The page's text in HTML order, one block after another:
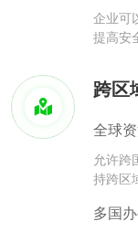
企业可
提高安
跨区
全球
允许跨
持跨区
多国